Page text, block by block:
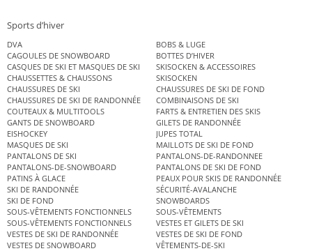
Sports d’hiver
DVA
BOBS & LUGE
CAGOULES DE SNOWBOARD
BOTTES D’HIVER
CASQUES DE SKI ET MASQUES DE SKI
SKISOCKEN & ACCESSOIRES
CHAUSSETTES & CHAUSSONS
SKISOCKEN
CHAUSSURES DE SKI
CHAUSSURES DE SKI DE FOND
CHAUSSURES DE SKI DE RANDONNÉE
COMBINAISONS DE SKI
COUTEAUX & MULTITOOLS
FARTS & ENTRETIEN DES SKIS
GANTS DE SNOWBOARD
GILETS DE RANDONNÉE
EISHOCKEY
JUPES TOTAL
MASQUES DE SKI
MAILLOTS DE SKI DE FOND
PANTALONS DE SKI
PANTALONS-DE-RANDONNEE
PANTALONS-DE-SNOWBOARD
PANTALONS DE SKI DE FOND
PATINS À GLACE
PEAUX POUR SKIS DE RANDONNÉE
SKI DE RANDONNÉE
SÉCURITÉ-AVALANCHE
SKI DE FOND
SNOWBOARDS
SOUS-VÊTEMENTS FONCTIONNELS
SOUS-VÊTEMENTS
SOUS-VÊTEMENTS FONCTIONNELS
VESTES ET GILETS DE SKI
VESTES DE SKI DE RANDONNÉE
VESTES DE SKI DE FOND
VESTES DE SNOWBOARD
VÊTEMENTS-DE-SKI